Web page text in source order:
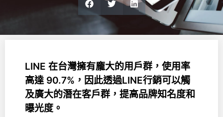
LINE 在台灣擁有龐大的用戶群，使用率
高達 90.7%，因此透過LINE行銷可以觸
及廣大的潛在客戶群，提高品牌知名度和
曝光度。